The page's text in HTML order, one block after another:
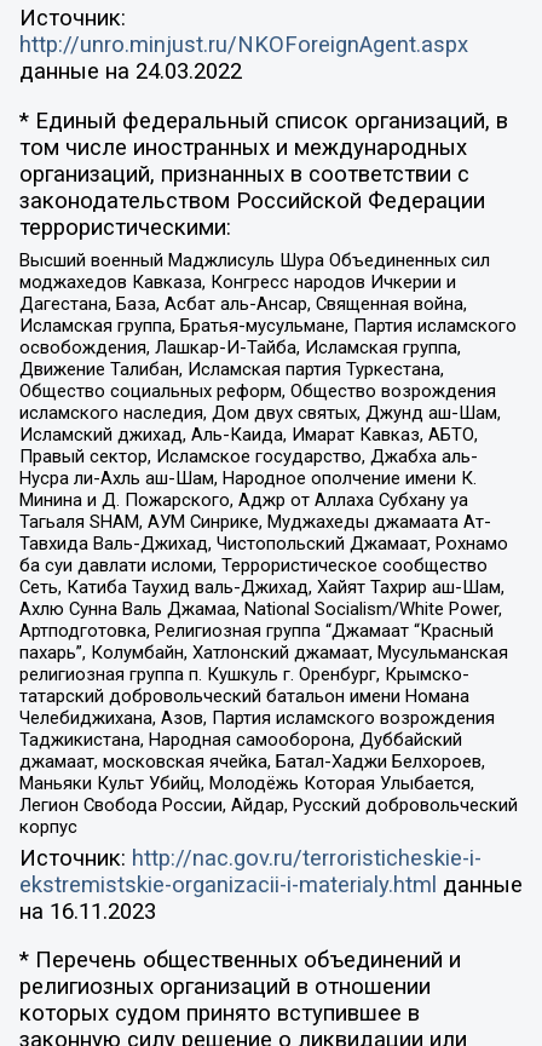
Источник:
http://unro.minjust.ru/NKOForeignAgent.aspx
данные на 24.03.2022
* Единый федеральный список организаций, в
том числе иностранных и международных
организаций, признанных в соответствии с
законодательством Российской Федерации
террористическими:
Высший военный Маджлисуль Шура Объединенных сил
моджахедов Кавказа, Конгресс народов Ичкерии и
Дагестана, База, Асбат аль-Ансар, Священная война,
Исламская группа, Братья-мусульмане, Партия исламского
освобождения, Лашкар-И-Тайба, Исламская группа,
Движение Талибан, Исламская партия Туркестана,
Общество социальных реформ, Общество возрождения
исламского наследия, Дом двух святых, Джунд аш-Шам,
Исламский джихад, Аль-Каида, Имарат Кавказ, АБТО,
Правый сектор, Исламское государство, Джабха аль-
Нусра ли-Ахль аш-Шам, Народное ополчение имени К.
Минина и Д. Пожарского, Аджр от Аллаха Субхану уа
Тагьаля SHAM, АУМ Синрике, Муджахеды джамаата Ат-
Тавхида Валь-Джихад, Чистопольский Джамаат, Рохнамо
ба суи давлати исломи, Террористическое сообщество
Сеть, Катиба Таухид валь-Джихад, Хайят Тахрир аш-Шам,
Ахлю Сунна Валь Джамаа, National Socialism/White Power,
Артподготовка, Религиозная группа “Джамаат “Красный
пахарь”, Колумбайн, Хатлонский джамаат, Мусульманская
религиозная группа п. Кушкуль г. Оренбург, Крымско-
татарский добровольческий батальон имени Номана
Челебиджихана, Азов, Партия исламского возрождения
Таджикистана, Народная самооборона, Дуббайский
джамаат, московская ячейка, Батал-Хаджи Белхороев,
Маньяки Культ Убийц, Молодёжь Которая Улыбается,
Легион Свобода России, Айдар, Русский добровольческий
корпус
Источник: http://nac.gov.ru/terroristicheskie-i-
ekstremistskie-organizacii-i-materialy.html данные
на 16.11.2023
* Перечень общественных объединений и
религиозных организаций в отношении
которых судом принято вступившее в
законную силу решение о ликвидации или